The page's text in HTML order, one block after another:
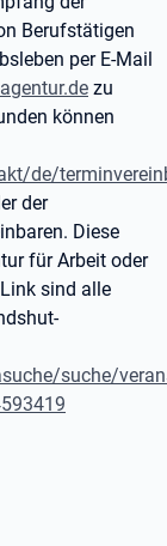
Berufstätigen
per E-Mail
zu
können
de/
der
Diese
für Arbeit oder
sind alle
suche/